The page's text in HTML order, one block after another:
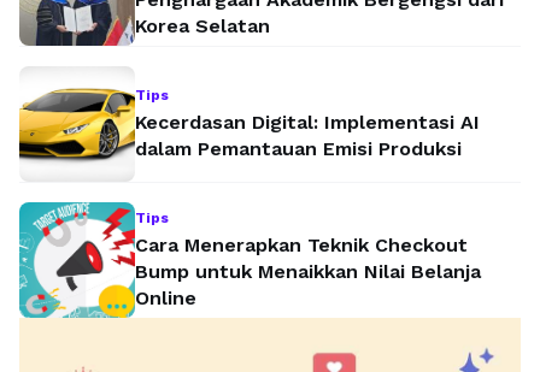
Korea Selatan
Tips
Kecerdasan Digital: Implementasi AI
dalam Pemantauan Emisi Produksi
Tips
Cara Menerapkan Teknik Checkout
Bump untuk Menaikkan Nilai Belanja
Online